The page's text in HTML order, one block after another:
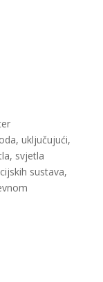
uključujući,
svjetla
sustava,